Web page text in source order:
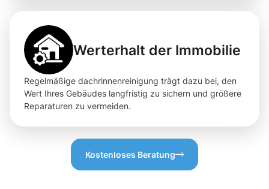
Werterhalt der Immobilie
Regelmäßige dachrinnenreinigung trägt dazu bei, den
Wert Ihres Gebäudes langfristig zu sichern und größere
Reparaturen zu vermeiden.
Kostenloses Beratung